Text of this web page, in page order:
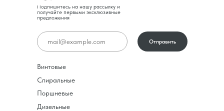
Подпишитесь на нашу рассылку и
получайте первыми эксклюзивные
предложения
Винтовые
Спиральные
Поршневые
Дизельные
Отправить